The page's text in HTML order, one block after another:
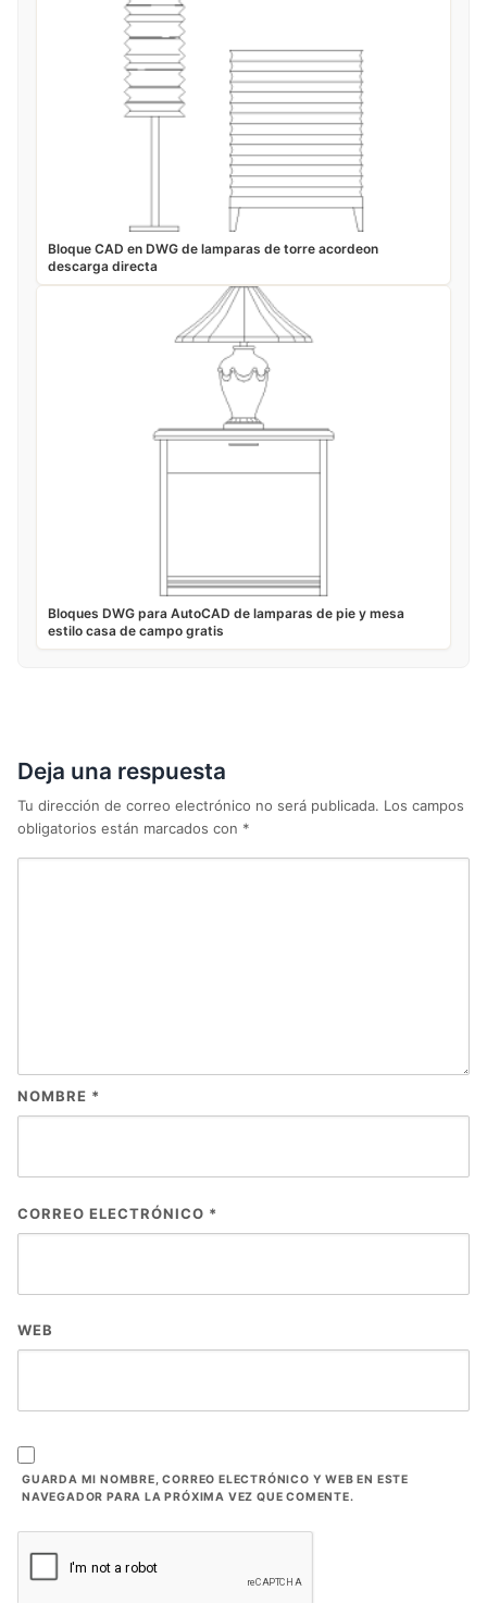
Bloque CAD en DWG de lamparas de torre acordeon
descarga directa
Bloques DWG para AutoCAD de lamparas de pie y mesa
estilo casa de campo gratis
Deja una respuesta
Tu dirección de correo electrónico no será publicada. Los campos
obligatorios están marcados con *
NOMBRE *
CORREO ELECTRÓNICO *
WEB
GUARDA MI NOMBRE, CORREO ELECTRÓNICO Y WEB EN ESTE
NAVEGADOR PARA LA PRÓXIMA VEZ QUE COMENTE.